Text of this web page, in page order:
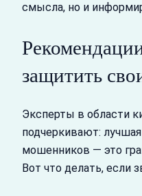
смысла, но и
защитить
Эксперты в области
подчеркивают:
мошенников — это
Вот что делать, если